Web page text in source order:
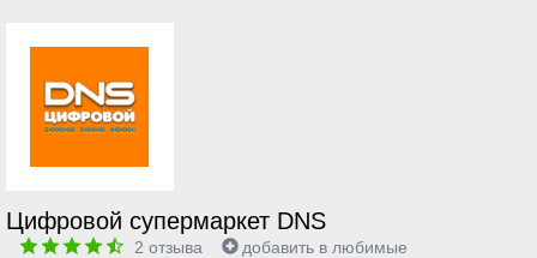
Цифровой супермаркет DNS
2 отзыва добавить в любимые